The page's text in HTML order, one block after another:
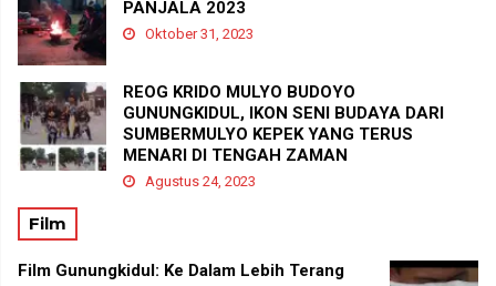
PANJALA 2023
Oktober 31, 2023
REOG KRIDO MULYO BUDOYO
GUNUNGKIDUL, IKON SENI BUDAYA DARI
SUMBERMULYO KEPEK YANG TERUS
MENARI DI TENGAH ZAMAN
Agustus 24, 2023
Film
Film Gunungkidul: Ke Dalam Lebih Terang